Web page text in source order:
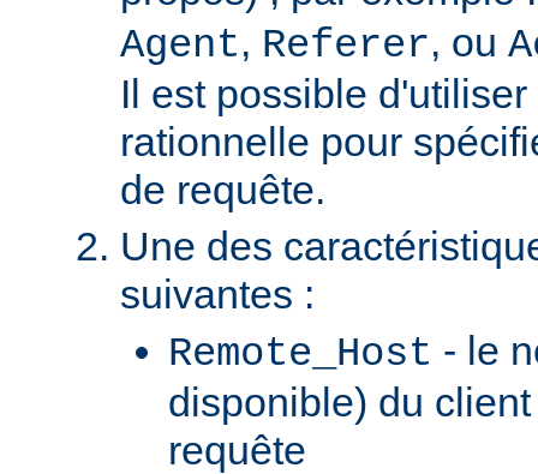
Agent, Referer, ou
Il est possible
rationnelle pour
de requête.
Une des
suivantes :
Remote_Host - le
disponible) du
requête